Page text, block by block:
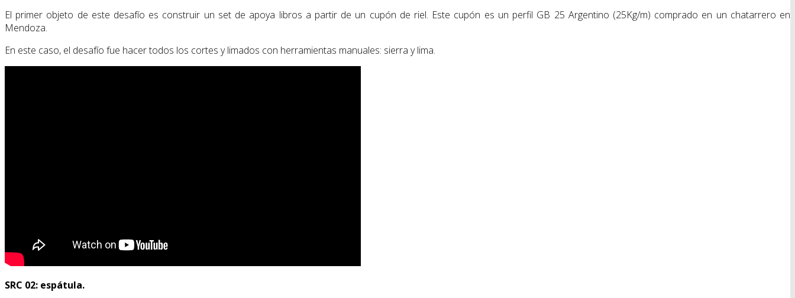
El primer objeto de este desafío es construir un set de apoya libros a partir de un cupón de riel. Este cupón es un perfil GB 25 Argentino (25Kg/m) comprado en un chatarrero en
Mendoza.
En este caso, el desafío fue hacer todos los cortes y limados con herramientas manuales: sierra y lima.
SRC 02: espátula.